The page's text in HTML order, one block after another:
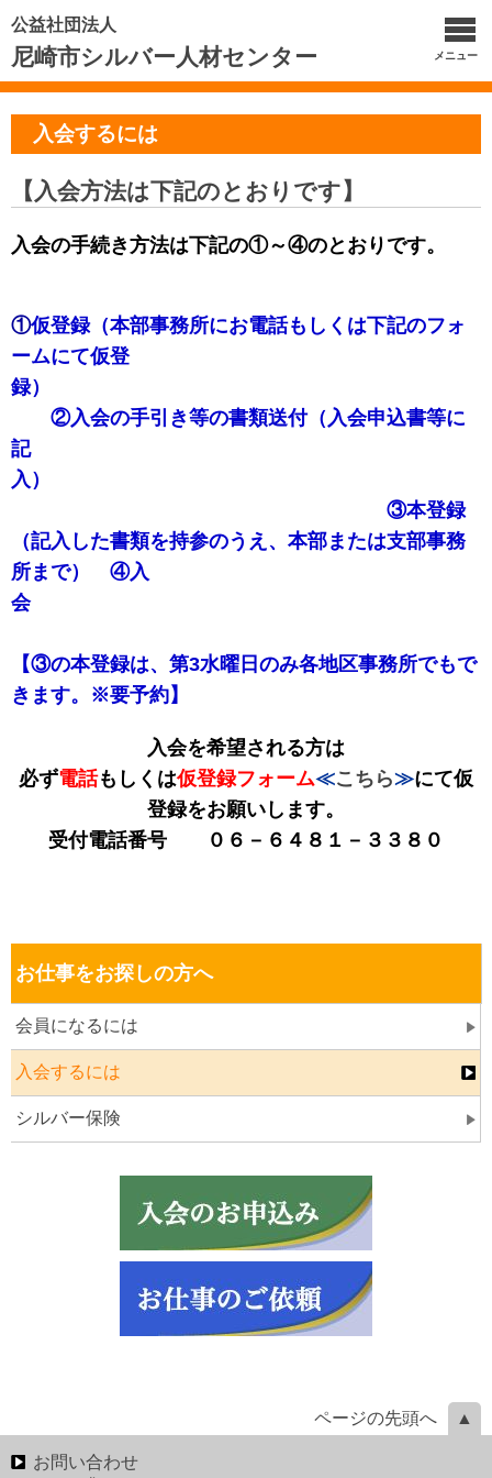
公益社団法人
尼崎市シルバー人材センター メニュー
入会するには
【入会方法は下記のとおりです】
入会の手続き方法は下記の①～④のとおりです。
①仮登録（本部事務所にお電話もしくは下記のフォ
ームにて仮登
録）
②入会の手引き等の書類送付（入会申込書等に
記
入）
③本登録
（記入した書類を持参のうえ、本部または支部事務
所まで）
④入
会
【③の本登録は、第3水曜日のみ各地区事務所でもで
きます。※要予約】
入会を希望される方は
必ず電話もしくは仮登録フォーム≪こちら≫にて仮
登録をお願いします。
受付電話番号 ０６－６４８１－３３８０
お仕事をお探しの方へ
会員になるには
入会するには
シルバー保険
ページの先頭へ
お問い合わせ